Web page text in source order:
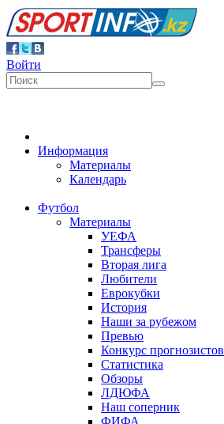
Войти
Информация
Материалы
Календарь
Футбол
Материалы
УЕФА
Трансферы
Вторая лига
Любители
Еврокубки
История
Наши за рубежом
Превью
Конкурс прогнозистов
Статистика
Обзоры
ЛДЮФА
Наш соперник
ФИФА